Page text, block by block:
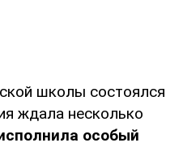
школы состоялся
ждала несколько
особый